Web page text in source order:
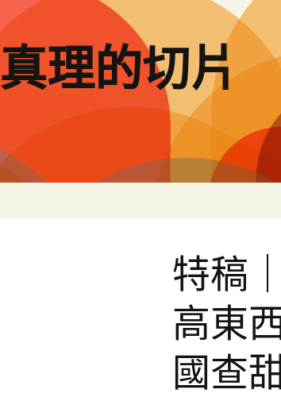
真理的切片
特稿
高東
國查